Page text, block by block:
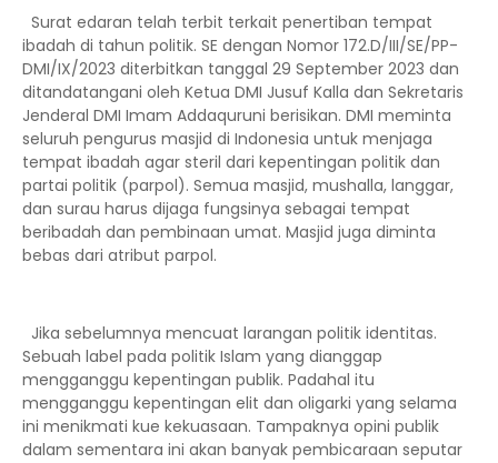
Surat edaran telah terbit terkait penertiban tempat
ibadah di tahun politik. SE dengan Nomor 172.D/III/SE/PP-
DMI/IX/2023 diterbitkan tanggal 29 September 2023 dan
ditandatangani oleh Ketua DMI Jusuf Kalla dan Sekretaris
Jenderal DMI Imam Addaquruni berisikan. DMI meminta
seluruh pengurus masjid di Indonesia untuk menjaga
tempat ibadah agar steril dari kepentingan politik dan
partai politik (parpol). Semua masjid, mushalla, langgar,
dan surau harus dijaga fungsinya sebagai tempat
beribadah dan pembinaan umat. Masjid juga diminta
bebas dari atribut parpol.
Jika sebelumnya mencuat larangan politik identitas.
Sebuah label pada politik Islam yang dianggap
mengganggu kepentingan publik. Padahal itu
mengganggu kepentingan elit dan oligarki yang selama
ini menikmati kue kekuasaan. Tampaknya opini publik
dalam sementara ini akan banyak pembicaraan seputar